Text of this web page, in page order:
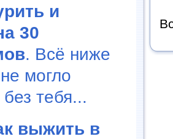
и
30
. Всё ниже
могло
тебя...
выжить в